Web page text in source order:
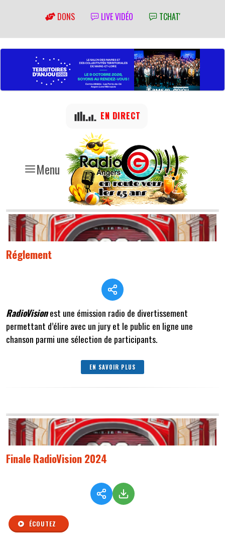
DONS LIVE VIDÉO TCHAT'
Menu
EN DIRECT
Réglement
RadioVisionest une émission radio de divertissement
permettant d’élire avec un jury et le public en ligne une
chanson parmi une sélection de participants.
EN SAVOIR PLUS
Finale RadioVision 2024
ÉCOUTEZ